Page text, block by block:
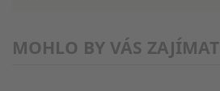
MOHLO BY VÁS ZAJÍMAT